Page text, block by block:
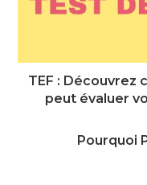
TEF : Découvrez
peut évaluer
Pourquoi